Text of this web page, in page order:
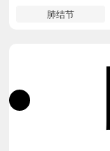
肺结节